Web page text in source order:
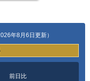
年8月6日更新）
前日比